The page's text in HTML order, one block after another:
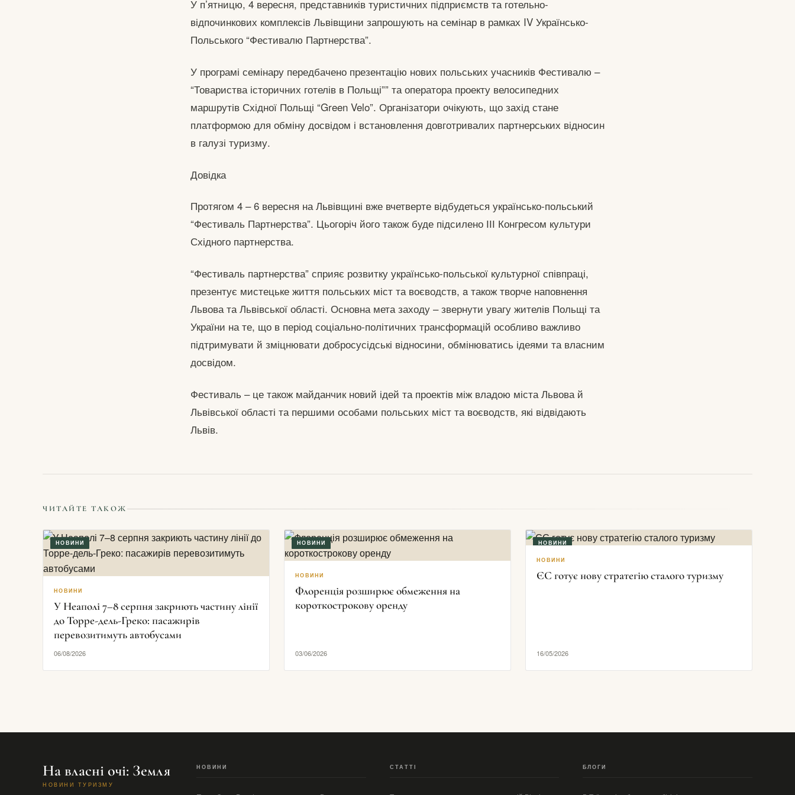
У п’ятницю, 4 вересня, представників туристичних підприємств та готельно-
відпочинкових комплексів Львівщини запрошують на семінар в рамках IV Українсько-
Польського “Фестивалю Партнерства”.
У програмі семінару передбачено презентацію нових польських учасників Фестивалю –
“Товариства історичних готелів в Польщі”” та оператора проекту велосипедних
маршрутів Східної Польщі “Green Velo”. Організатори очікують, що захід стане
платформою для обміну досвідом і встановлення довготривалих партнерських відносин
в галузі туризму.
Довідка
Протягом 4 – 6 вересня на Львівщині вже вчетверте відбудеться українсько-польський
“Фестиваль Партнерства”. Цьогоріч його також буде підсилено ІІІ Конгресом культури
Східного партнерства.
“Фестиваль партнерства” сприяє розвитку українсько-польської культурної співпраці,
презентує мистецьке життя польських міст та воєводств, a також творче наповнення
Львова та Львівської області. Основна мета заходу – звернути увагу жителів Польщі та
України на те, що в період соціально-політичних трансформацій особливо важливо
підтримувати й зміцнювати добросусідські відносини, обмінюватись ідеями та власним
досвідом.
Фестиваль – це також майданчик новий ідей та проектів між владою міста Львова й
Львівської області та першими особами польських міст та воєводств, які відвідають
Львів.
ЧИТАЙТЕ ТАКОЖ
НОВИНИ
НОВИНИ
У Неаполі 7–8 серпня закриють частину лінії
до Торре-дель-Греко: пасажирів
перевозитимуть автобусами
06/08/2026
НОВИНИ
НОВИНИ
Флоренція розширює обмеження на
короткострокову оренду
03/06/2026
НОВИНИ
НОВИНИ
ЄС готує нову стратегію сталого туризму
16/05/2026
На власні очі: Земля
НОВИНИ ТУРИЗМУ
НОВИНИ СТАТТІ БЛОГИ